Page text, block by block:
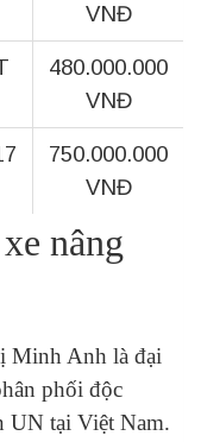
VNĐ
480.000.000
VNĐ
750.000.000
VNĐ
nâng
Minh Anh là đại
phối độc
UN tại Việt Nam.